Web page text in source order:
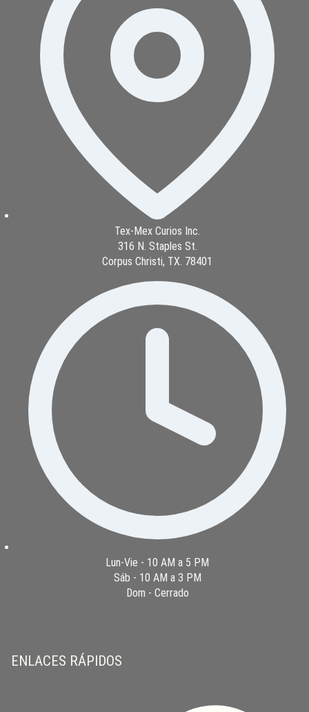
Tex-Mex Curios Inc.
316 N. Staples St.
Corpus Christi, TX. 78401
Lun-Vie - 10 AM a 5 PM
Sáb - 10 AM a 3 PM
Dom - Cerrado
ENLACES RÁPIDOS